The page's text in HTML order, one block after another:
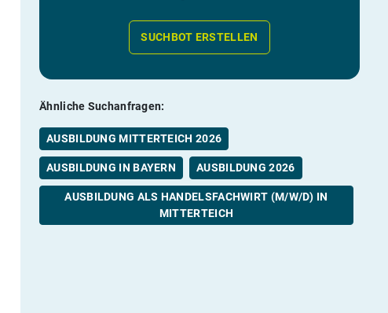
SUCHBOT ERSTELLEN
Ähnliche Suchanfragen:
AUSBILDUNG MITTERTEICH 2026
AUSBILDUNG IN BAYERN AUSBILDUNG 2026
AUSBILDUNG ALS HANDELSFACHWIRT (M/W/D) IN
MITTERTEICH